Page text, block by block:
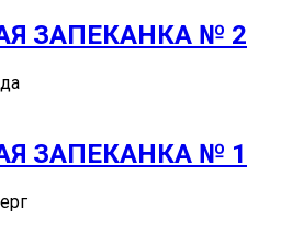
ЗАПЕКАНКА № 2
ЗАПЕКАНКА № 1